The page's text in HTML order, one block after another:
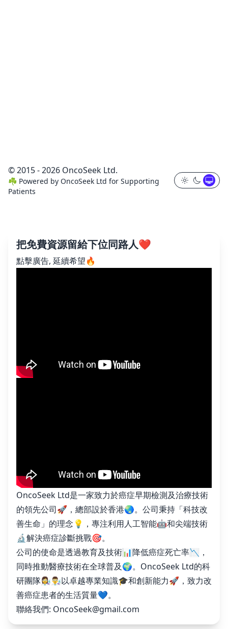
© 2015 - 2026 OncoSeek Ltd.
☘️ Powered by OncoSeek Ltd for Supporting
Patients
把免費資源留給下位同路人❤️
點擊廣告, 延續希望🔥
OncoSeek Ltd是一家致力於癌症早期檢測及治療技術
的領先公司🚀，總部設於香港🌏。公司秉持「科技改
善生命」的理念💡，專注利用人工智能🤖和尖端技術
🔬解決癌症診斷挑戰🎯。
公司的使命是透過教育及技術📊降低癌症死亡率📉，
同時推動醫療技術在全球普及🌍。OncoSeek Ltd的科
研團隊👩‍🔬👨‍🔬以卓越專業知識🎓和創新能力🚀，致力改
善癌症患者的生活質量💙。
聯絡我們: OncoSeek@gmail.com